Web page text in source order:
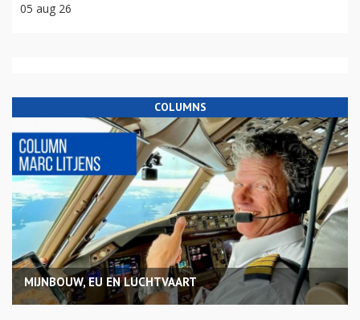
05 aug 26
COLUMNS
MIJNBOUW, EU EN LUCHTVAART